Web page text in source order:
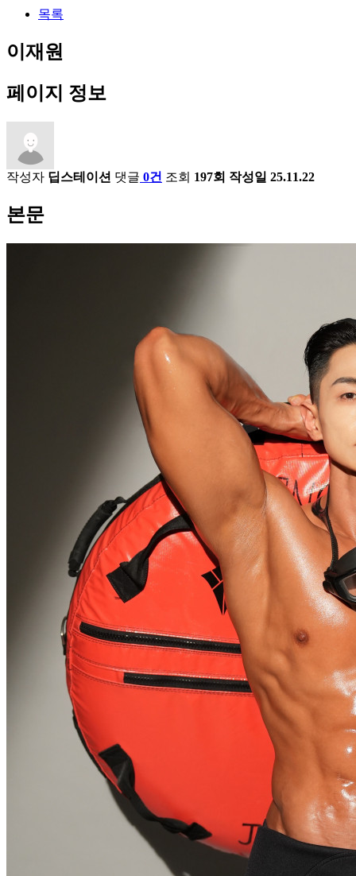
목록
이재원
페이지 정보
작성자 딥스테이션 댓글 0건 조회 197회 작성일 25.11.22
본문